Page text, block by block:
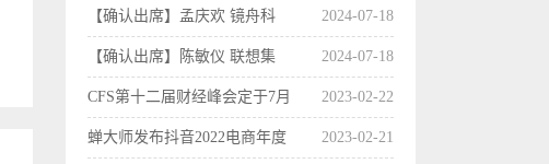
【确认出席】孟庆欢 镜舟科 2024-07-18
【确认出席】陈敏仪 联想集 2024-07-18
CFS第十二届财经峰会定于7月 2023-02-22
蝉大师发布抖音2022电商年度 2023-02-21